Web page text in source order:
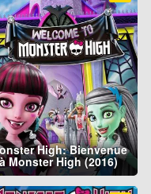
High: Bienvenue
Monster High (2016)